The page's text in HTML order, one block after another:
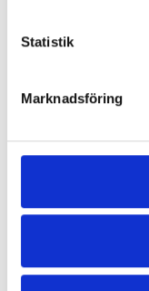
Statistik
Marknadsföring
hantera
Om föremål och
kontakta Ybuss